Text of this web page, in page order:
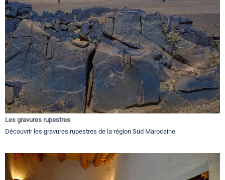
Les gravures rupestres
Découvrir les gravures rupestres de la région Sud Marocaine